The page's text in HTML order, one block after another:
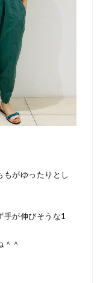
もがゆったりとし
手が伸びそうな1
＾